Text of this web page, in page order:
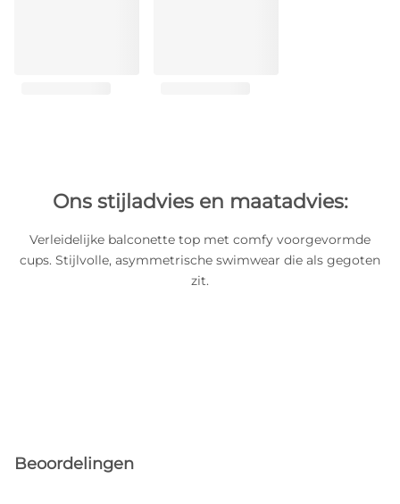
Ons stijladvies en maatadvies:
Verleidelijke balconette top met comfy voorgevormde
cups. Stijlvolle, asymmetrische swimwear die als gegoten
zit.
Beoordelingen